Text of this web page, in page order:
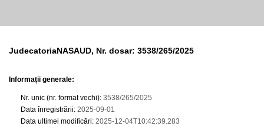
JudecatoriaNASAUD, Nr. dosar: 3538/265/2025
Informații generale:
Nr. unic (nr. format vechi): 3538/265/2025
Data înregistrării: 2025-09-01
Data ultimei modificări: 2025-12-04T10:42:39.283